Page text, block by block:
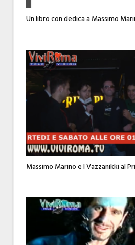
Un libro con dedica a Massimo
Massimo Marino e I Vazzanikki al